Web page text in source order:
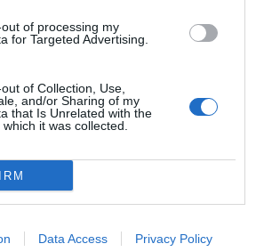
of processing my
for Targeted Advertising.
of Collection, Use,
and/or Sharing of my
that Is Unrelated with the
it was collected.
Data Access Privacy Policy